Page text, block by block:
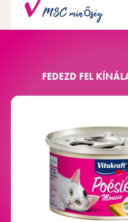
MSC minőség
fenntartható halászatból
FEDEZD FEL